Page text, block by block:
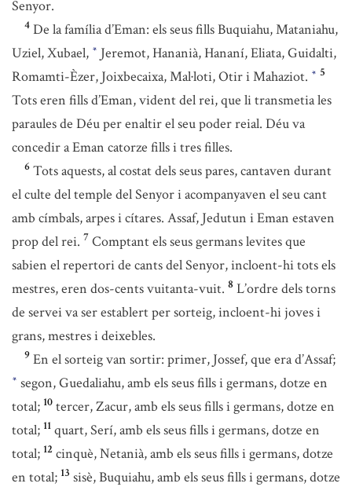
Senyor.
4 De la família d’Eman: els seus fills Buquiahu, Mataniahu,
Uziel, Xubael, * Jeremot, Hananià, Hananí, Eliata, Guidalti,
Romamti-Èzer, Joixbecaixa, Mal·loti, Otir i Mahaziot. * 5
Tots eren fills d’Eman, vident del rei, que li transmetia les
paraules de Déu per enaltir el seu poder reial. Déu va
concedir a Eman catorze fills i tres filles.
6 Tots aquests, al costat dels seus pares, cantaven durant
el culte del temple del Senyor i acompanyaven el seu cant
amb címbals, arpes i cítares. Assaf, Jedutun i Eman estaven
prop del rei. 7 Comptant els seus germans levites que
sabien el repertori de cants del Senyor, incloent-hi tots els
mestres, eren dos-cents vuitanta-vuit. 8 L’ordre dels torns
de servei va ser establert per sorteig, incloent-hi joves i
grans, mestres i deixebles.
9 En el sorteig van sortir: primer, Jossef, que era d’Assaf;
* segon, Guedaliahu, amb els seus fills i germans, dotze en
total; 10 tercer, Zacur, amb els seus fills i germans, dotze en
total; 11 quart, Serí, amb els seus fills i germans, dotze en
total; 12 cinquè, Netanià, amb els seus fills i germans, dotze
en total; 13 sisè, Buquiahu, amb els seus fills i germans, dotze